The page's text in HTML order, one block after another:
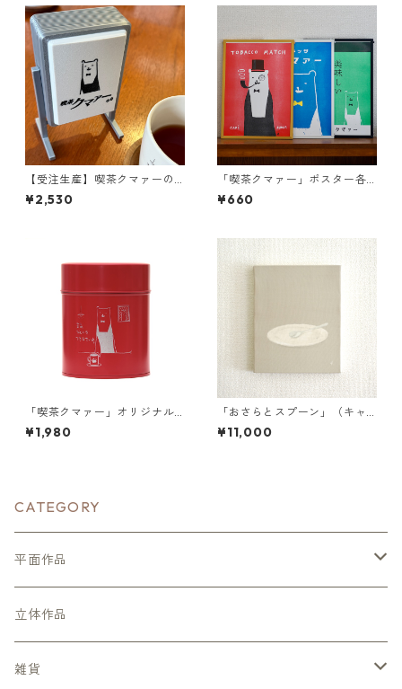
【受注生産】喫茶クマァーの
看板
¥2,530
「喫茶クマァー」ポスター各
種
¥660
「喫茶クマァー」オリジナル
コーヒー豆缶（マットポイン
セチア）
¥1,980
「おさらとスプーン」（キャ
ンバスプリント／額装無）
¥11,000
CATEGORY
平面作品
キャンバスプリント
立体作品
雑貨